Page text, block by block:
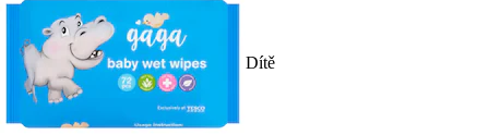
Dítě